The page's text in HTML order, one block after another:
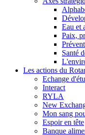
Eau et
Paix,
Santé
Les actions du
Echange
Interact
RYLA
New
Mon sang
Espoir en tête
Banque